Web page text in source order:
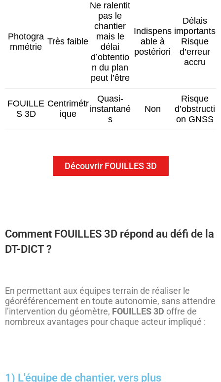
Photogra
mmétrie
Très faible
Ne ralentit
pas le
chantier
mais le
délai
d’obtentio
n du plan
peut l’être
Indispens
able à
postériori
Délais
importants
Risque
d’erreur
accru
FOUILLE
S 3D
Centrimétr
ique
Quasi-
instantané
s
Non
Risque
d’obstructi
on GNSS
Découvrir FOUILLES 3D
Comment FOUILLES 3D répond au défi de la
DT-DICT ?
En permettant aux équipes terrain de réaliser le
géoréférencement en toute autonomie, sans attendre
l’intervention du géomètre, FOUILLES 3D offre de
nombreux avantages pour chaque acteur impliqué :
1) L'équipe de chantier, vers plus